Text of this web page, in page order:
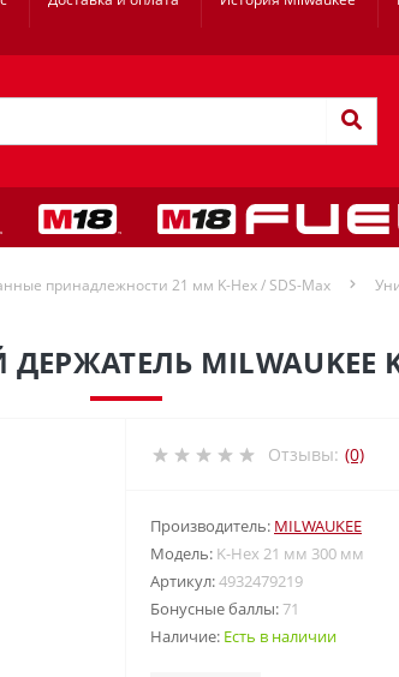
принадлежности 21 мм K-Hex / SDS-Max
MILWAUKEE
Отзывы: (0)
Производитель: MILWAUKEE
Модель: K-Hex 21 мм 300 мм
Артикул:4932479219
Бонусные баллы:71
Наличие: Есть в наличии